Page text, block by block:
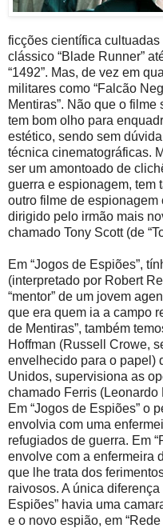
ficções científica cultuadas
clássico “Blade Runner”
“1492”. Mas, de vez em
militares como “Falcão
Mentiras”. Não que o
tem bom olho para
estético, sendo sem
técnica cinematográficas.
ser um amontoado de
guerra e espionagem, tem
outro filme de espionagem
dirigido pelo irmão mais
chamado Tony Scott (de
Em “Jogos de Espiões”,
(interpretado por Robert
“mentor” de um jovem
que era quem ia a campo
de Mentiras”, também
Hoffman (Russell Crowe,
envelhecido para o papel)
Unidos, supervisiona as
chamado Ferris
Em “Jogos de Espiões” o
envolvia com uma
refugiados de guerra. Em
envolve com a enfermeira
que lhe trata dos
raivosos. A única
Espiões” havia uma
e o novo espião, em